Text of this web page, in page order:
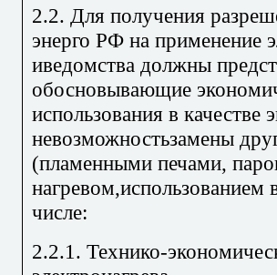
2.2. Для получения
энерго РФ на применение
иведомства должны
обосновывающие
использования в качестве
невозможностьзамены
(пламенными печами,
числе:
2.2.1. Технико-